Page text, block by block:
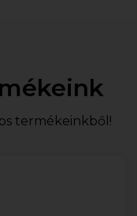
termékeinkből!